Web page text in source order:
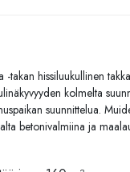
takan hissiluukullinen
kolmelta
suunnittelua.
betonivalmiina ja